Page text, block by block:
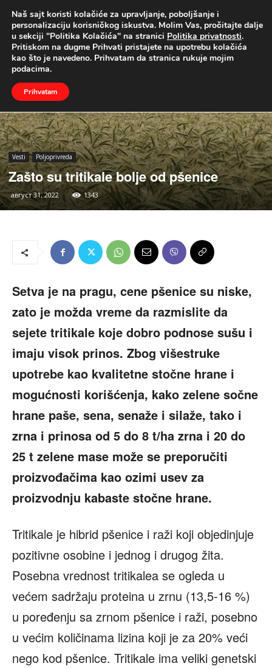
UŽIVO
Naslovna Vesti Poljoprivreda
Vesti Poljoprivreda
Zašto su tritikale bolje od pšenice
август 31, 2022 1343
Setva je na pragu, cene pšenice su niske,
zato je možda vreme da razmislite da
sejete tritikale koje dobro podnose sušu i
imaju visok prinos. Zbog višestruke
upotrebe kao kvalitetne stočne hrane i
mogućnosti korišćenja, kako zelene sočne
hrane paše, sena, senaže i silaže, tako i
zrna i prinosa od 5 do 8 t/ha zrna i 20 do
25 t zelene mase može se preporučiti
proizvođačima kao ozimi usev za
proizvodnju kabaste stočne hrane.
Tritikale je hibrid pšenice i raži koji objedinjuje
pozitivne osobine i jednog i drugog žita.
Posebna vrednost tritikalea se ogleda u
većem sadržaju proteina u zrnu (13,5-16 %)
u poređenju sa zrnom pšenice i raži, posebno
u većim količinama lizina koji je za 20% veći
nego kod pšenice. Tritikale ima veliki genetski
Naš sajt koristi kolačiće za upravljanje, poboljšanje i
personalizaciju korisničkog iskustva. Molim Vas, pročitajte dalje
u sekciji "Politika Kolačića" na stranici Politika privatnosti.
Pritiskom na dugme Prihvati pristajete na upotrebu kolačića
kao što je navedeno. Prihvatam da stranica rukuje mojim
podacima.
Prihvatam